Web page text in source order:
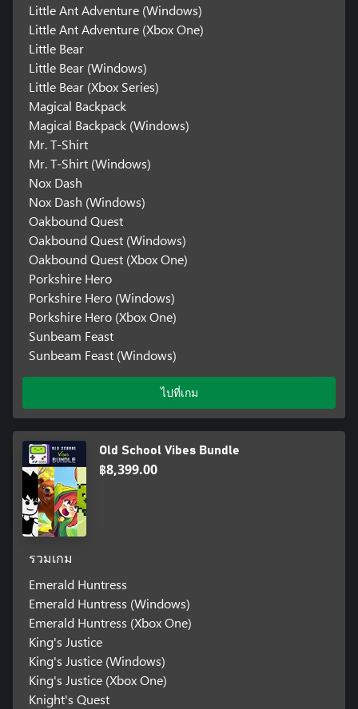
Little Ant Adventure (Windows)
Little Ant Adventure (Xbox One)
Little Bear
Little Bear (Windows)
Little Bear (Xbox Series)
Magical Backpack
Magical Backpack (Windows)
Mr. T-Shirt
Mr. T-Shirt (Windows)
Nox Dash
Nox Dash (Windows)
Oakbound Quest
Oakbound Quest (Windows)
Oakbound Quest (Xbox One)
Porkshire Hero
Porkshire Hero (Windows)
Porkshire Hero (Xbox One)
Sunbeam Feast
Sunbeam Feast (Windows)
ไปที่เกม
Old School Vibes Bundle
฿8,399.00
รวมเกม
Emerald Huntress
Emerald Huntress (Windows)
Emerald Huntress (Xbox One)
King's Justice
King's Justice (Windows)
King's Justice (Xbox One)
Knight's Quest